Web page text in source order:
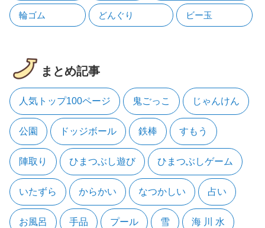
輪ゴム どんぐり ビー玉
まとめ記事
人気トップ100ページ 鬼ごっこ じゃんけん
公園 ドッジボール 鉄棒 すもう
陣取り ひまつぶし遊び ひまつぶしゲーム
いたずら からかい なつかしい 占い
お風呂 手品 プール 雪 海 川 水